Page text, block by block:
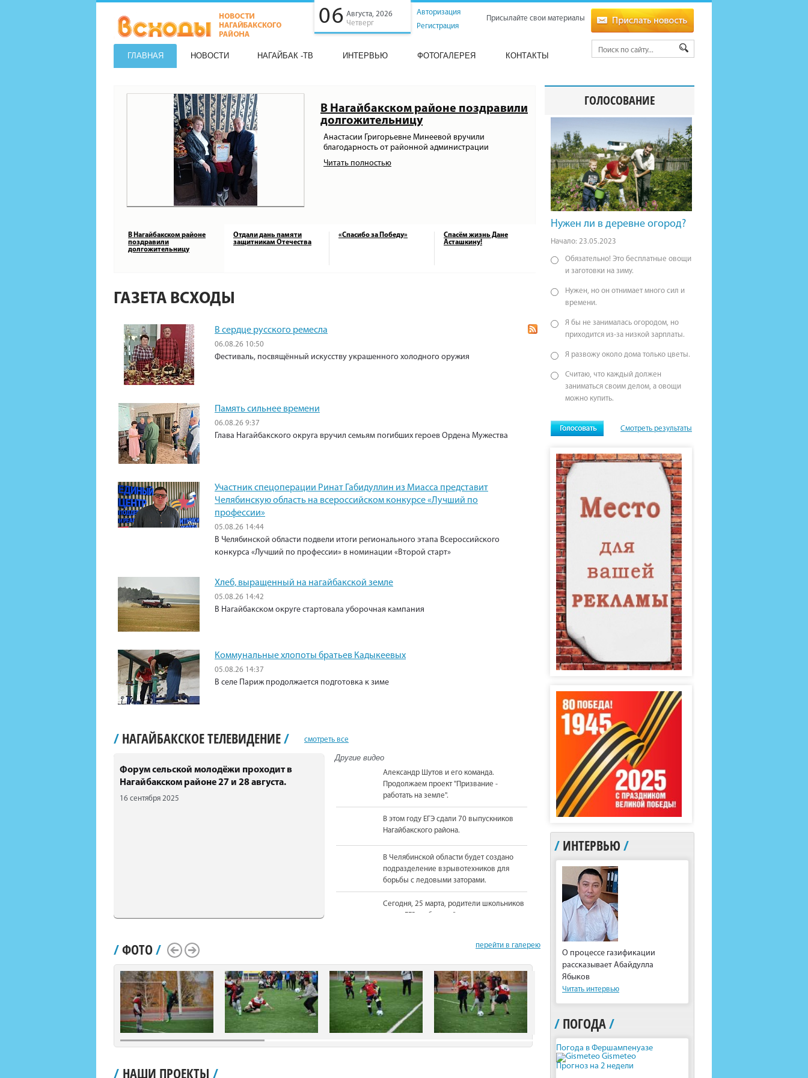
06 Августа, 2026
Четверг
Авторизация
Регистрация
Присылайте свои материалы
ГЛАВНАЯ НОВОСТИ НАГАЙБАК -ТВ ИНТЕРВЬЮ ФОТОГАЛЕРЕЯ КОНТАКТЫ
В Нагайбакском районе поздравили
долгожительницу
Анастасии Григорьевне Минеевой вручили
благодарность от районной администрации
Читать полностью
В Нагайбакском районе
поздравили
долгожительницу
Отдали дань памяти
защитникам Отечества
«Спасибо за Победу»
Спасём жизнь Дане
Асташкину!
ГАЗЕТА ВСХОДЫ
В сердце русского ремесла
06.08.26 10:50
Фестиваль, посвящённый искусству украшенного холодного оружия
Память сильнее времени
06.08.26 9:37
Глава Нагайбакского округа вручил семьям погибших героев Ордена Мужества
Участник спецоперации Ринат Габидуллин из Миасса представит
Челябинскую область на всероссийском конкурсе «Лучший по
профессии»
05.08.26 14:44
В Челябинской области подвели итоги регионального этапа Всероссийского
конкурса «Лучший по профессии» в номинации «Второй старт»
Хлеб, выращенный на нагайбакской земле
05.08.26 14:42
В Нагайбакском округе стартовала уборочная кампания
Коммунальные хлопоты братьев Кадыкеевых
05.08.26 14:37
В селе Париж продолжается подготовка к зиме
/ НАГАЙБАКСКОЕ ТЕЛЕВИДЕНИЕ/ смотреть все
Форум сельской молодёжи проходит в
Нагайбакском районе 27 и 28 августа.
16 сентября 2025
Другие видео
Александр Шутов и его команда.
Продолжаем проект "Призвание -
работать на земле".
В этом году ЕГЭ сдали 70 выпускников
Нагайбакского района.
В Челябинской области будет создано
подразделение взрывотехников для
борьбы с ледовыми заторами.
Сегодня, 25 марта, родители школьников
сдали ЕГЭ по базовой математике.
На должность Уполномоченного по
вновь назначена Юлия Сударенко
Юные читатели приняли участие в
чемпионате по чтению вслух.
В Нагайбакском районе установлен
/ФОТО/ перейти в галерею
Scroll LeftScroll Right
/ НАШИ ПРОЕКТЫ /
ГОЛОСОВАНИЕ
Нужен ли в деревне огород?
Начало: 23.05.2023
Обязательно! Это бесплатные овощи
и заготовки на зиму.
Нужен, но он отнимает много сил и
времени.
Я бы не занималась огородом, но
приходится из-за низкой зарплаты.
Я развожу около дома только цветы.
Считаю, что каждый должен
заниматься своим делом, а овощи
можно купить.
Смотреть результаты
/ ИНТЕРВЬЮ /
О процессе газификации
рассказывает Абайдулла
Ябыков
Читать интервью
/ ПОГОДА/
Погода в Фершампенуазе
Gismeteo
Прогноз на 2 недели